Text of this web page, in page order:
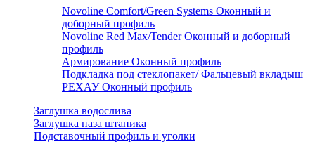
Novoline Comfort/Green Systems Оконный и
доборный профиль
Novoline Red Max/Tender Оконный и доборный
профиль
Армирование Оконный профиль
Подкладка под стеклопакет/ Фальцевый вкладыш
РЕХАУ Оконный профиль
Заглушка водослива
Заглушка паза штапика
Подставочный профиль и уголки